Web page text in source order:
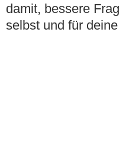
damit, bessere
selbst und für